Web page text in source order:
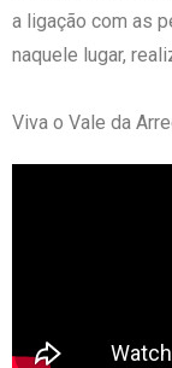
a ligação com as
naquele lugar,
Viva o Vale da